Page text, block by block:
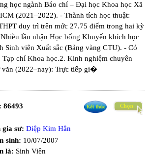
học ngành Báo chí – Đại học Khoa học Xã
(2021–2022). - Thành tích học thuật:​
duy trì trên mức 27.75 điểm trong hai kỳ
lần nhận Học bổng Khuyến khích học
Sinh viên Xuất sắc (Bảng vàng CTU). - Có
Tạp chí Khoa học. ​2. Kinh nghiệm chuyên
văn (2022–nay): Trực tiếp gi�
86493
gia sư: Diệp Kim Hân
sinh: 10/07/2007
là: Sinh Viên